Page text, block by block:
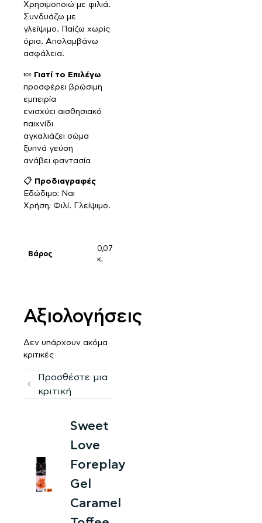
Χρησιμοποιώ με φιλιά.
Συνδυάζω με
γλείψιμο. Παίζω χωρίς
όρια. Απολαμβάνω
ασφάλεια.
🍬 Γιατί το Επιλέγω
προσφέρει βρώσιμη
εμπειρία
ενισχύει αισθησιακό
παιχνίδι
αγκαλιάζει σώμα
ξυπνά γεύση
ανάβει φαντασία
📋 Προδιαγραφές
Εδώδιμο: Ναι
Χρήση: Φιλί. Γλείψιμο.
Βάρος
0,07
κ.
Αξιολογήσεις
Δεν υπάρχουν ακόμα
κριτικές
Προσθέστε μια
κριτική
Sweet
Love
Foreplay
Gel
Caramel